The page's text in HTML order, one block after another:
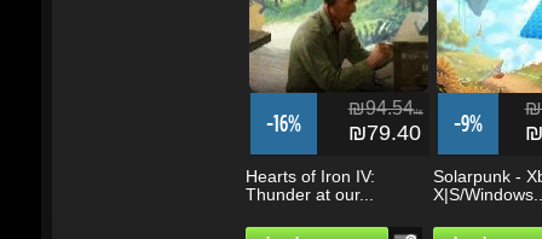
-16%
₪94.54
₪79.40
Hearts of Iron IV:
Thunder at our...
הוסף לסל
-9%
Solarpunk -
X|S/Windows...
לסל